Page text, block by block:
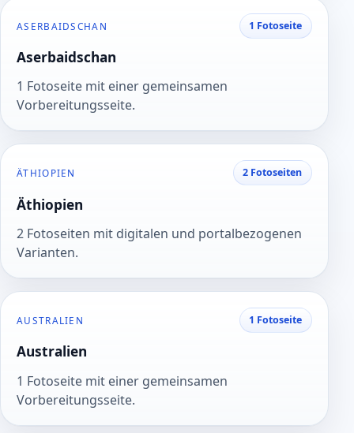
ASERBAIDSCHAN 1 Fotoseite
Aserbaidschan
1 Fotoseite mit einer gemeinsamen
Vorbereitungsseite.
ÄTHIOPIEN 2 Fotoseiten
Äthiopien
2 Fotoseiten mit digitalen und portalbezogenen
Varianten.
AUSTRALIEN 1 Fotoseite
Australien
1 Fotoseite mit einer gemeinsamen
Vorbereitungsseite.